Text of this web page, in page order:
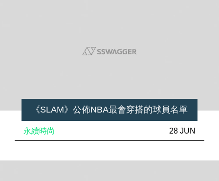
《SLAM》公佈NBA最會穿搭的球員名單
永續時尚 28 JUN